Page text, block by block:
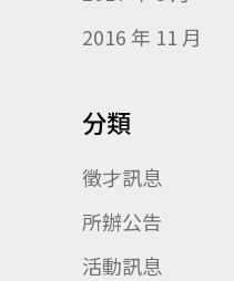
2016 年 11 月
分類
徵才訊息
所辦公告
活動訊息